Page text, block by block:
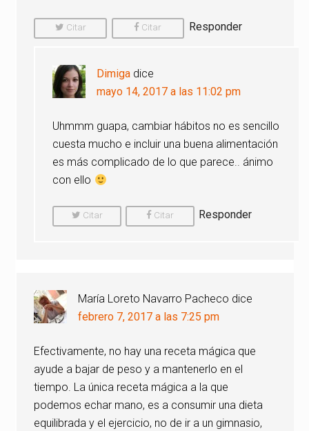
Citar
Comentario
Citar
Comentario
Responder
Dimiga dice
mayo 14, 2017 a las 11:02 pm
Uhmmm guapa, cambiar hábitos no es sencillo
cuesta mucho e incluir una buena alimentación
es más complicado de lo que parece.. ánimo
con ello
Citar
Comentario
Citar
Comentario
Responder
María Loreto Navarro Pacheco dice
febrero 7, 2017 a las 7:25 pm
Efectivamente, no hay una receta mágica que
ayude a bajar de peso y a mantenerlo en el
tiempo. La única receta mágica a la que
podemos echar mano, es a consumir una dieta
equilibrada y el ejercicio, no de ir a un gimnasio,